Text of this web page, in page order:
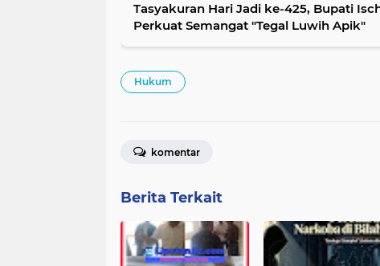
Tasyakuran Hari Jadi ke-425, Bupati
Perkuat Semangat "Tegal Luwih Apik"
Hukum
komentar
Berita Terkait